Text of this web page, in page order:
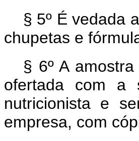
§ 5º É vedada
chupetas e
§ 6º A
ofertada com a
nutricionista e
empresa, com